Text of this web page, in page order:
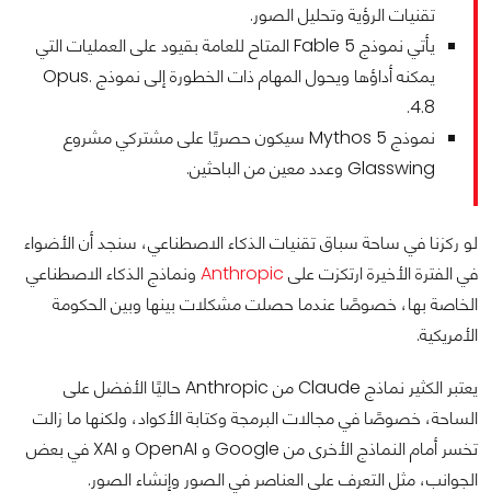
تقنيات الرؤية وتحليل الصور.
يأتي نموذج Fable 5 المتاح للعامة بقيود على العمليات التي
يمكنه أداؤها ويحول المهام ذات الخطورة إلى نموذج .Opus
4.8.
نموذج Mythos 5 سيكون حصريًا على مشتركي مشروع
Glasswing وعدد معين من الباحثين.
لو ركزنا في ساحة سباق تقنيات الذكاء الاصطناعي، سنجد أن الأضواء
في الفترة الأخيرة ارتكزت على Anthropic ونماذج الذكاء الاصطناعي
الخاصة بها، خصوصًا عندما حصلت مشكلات بينها وبين الحكومة
الأمريكية.
يعتبر الكثير نماذج Claude من Anthropic حاليًا الأفضل على
الساحة، خصوصًا في مجالات البرمجة وكتابة الأكواد، ولكنها ما زالت
تخسر أمام النماذج الأخرى من Google و OpenAI و XAI في بعض
الجوانب، مثل التعرف على العناصر في الصور وإنشاء الصور.